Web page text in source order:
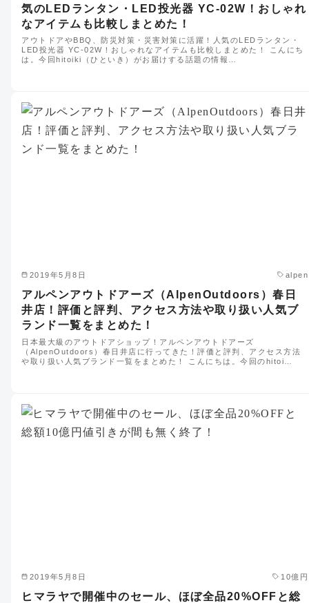
気のLEDランタン・LED投光器 YC-02W！おしゃれ
なアイテムも比較しまとめた！
アウトドアやBBQ、防災対策・災害対策に活躍！人気のLEDランタン・
LED投光器 YC-02W！おしゃれなアイテムも比較しまとめた！ こんにち
は。今回hitoiki（ひといき）がお届けする話題の情報…
2019年5月8日 alpen
アルペンアウトドアーズ（AlpenOutdoors）春日
井店！評価と評判、アクセス方法や取り扱い人気ブ
ランド一覧をまとめた！
日本最大級のアウトドアショップ！アルペンアウトドアーズ
（AlpenOutdoors）春日井店に行ってきた！評価と評判、アクセス方法
や取り扱い人気ブランド一覧をまとめた！ こんにちは。今回のhitoi…
2019年5月8日 10億円
ヒマラヤで開催中のセール、ほぼ全品20%OFFと総